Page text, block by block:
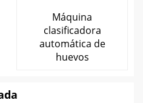
Máquina
clasificadora
automática de
huevos